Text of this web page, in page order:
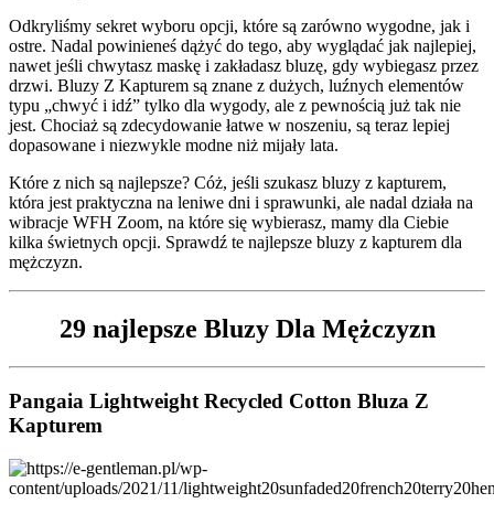
Odkryliśmy sekret wyboru opcji, które są zarówno wygodne, jak i
ostre. Nadal powinieneś dążyć do tego, aby wyglądać jak najlepiej,
nawet jeśli chwytasz maskę i zakładasz bluzę, gdy wybiegasz przez
drzwi. Bluzy Z Kapturem są znane z dużych, luźnych elementów
typu „chwyć i idź” tylko dla wygody, ale z pewnością już tak nie
jest. Chociaż są zdecydowanie łatwe w noszeniu, są teraz lepiej
dopasowane i niezwykle modne niż mijały lata.
Które z nich są najlepsze? Cóż, jeśli szukasz bluzy z kapturem,
która jest praktyczna na leniwe dni i sprawunki, ale nadal działa na
wibracje WFH Zoom, na które się wybierasz, mamy dla Ciebie
kilka świetnych opcji. Sprawdź te najlepsze bluzy z kapturem dla
mężczyzn.
29 najlepsze Bluzy Dla Mężczyzn
Pangaia Lightweight Recycled Cotton Bluza Z
Kapturem